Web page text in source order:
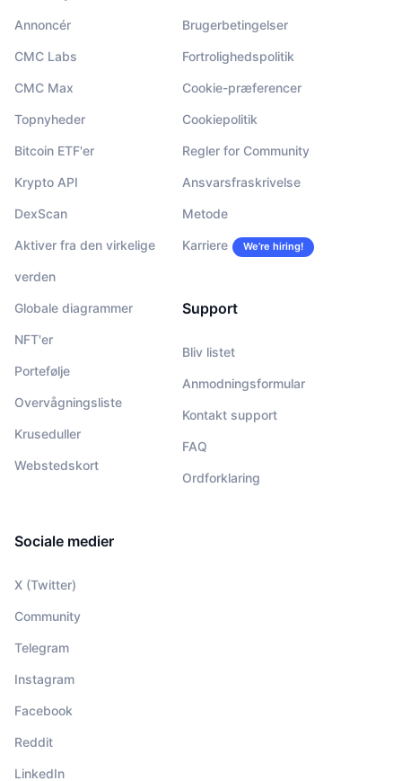
Annoncér
CMC Labs
CMC Max
Topnyheder
Bitcoin ETF'er
Krypto API
DexScan
Aktiver fra den virkelige
verden
Globale diagrammer
NFT'er
Portefølje
Overvågningsliste
Kruseduller
Webstedskort
Brugerbetingelser
Fortrolighedspolitik
Cookie-præferencer
Cookiepolitik
Regler for Community
Ansvarsfraskrivelse
Metode
Karriere We’re hiring!
Support
Bliv listet
Anmodningsformular
Kontakt support
FAQ
Ordforklaring
Sociale medier
X (Twitter)
Community
Telegram
Instagram
Facebook
Reddit
LinkedIn